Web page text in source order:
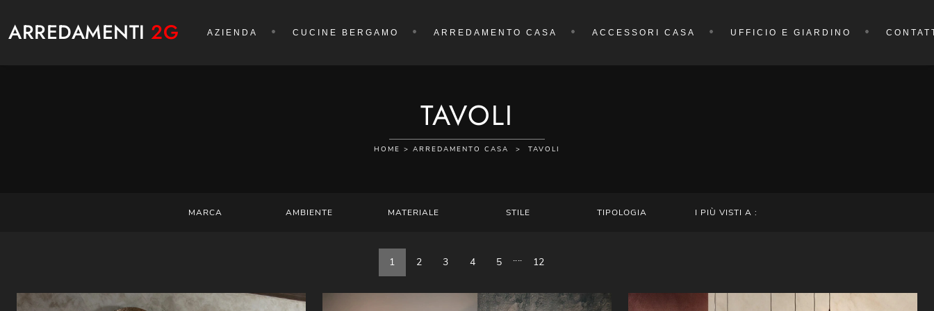
ARREDAMENTI 2G AZIENDA CUCINE BERGAMO ARREDAMENTO CASA ACCESSORI CASA UFFICIO E GIARDINO
TAVOLI
HOME > ARREDAMENTO CASA > TAVOLI
MARCA AMBIENTE MATERIALE STILE TIPOLOGIA I PIÙ VISTI A :
1 2 3 4 5 .... 12